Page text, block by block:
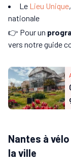
Le Lieu Unique
nationale
👉 Pour un
vers notre guide
Nantes à
la ville